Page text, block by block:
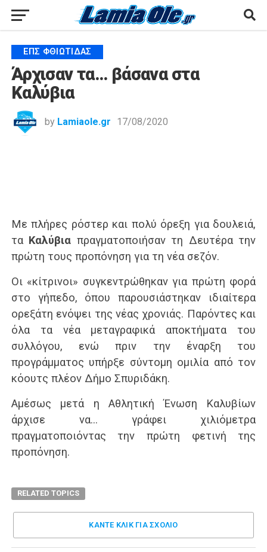
ΕΠΣ ΦΘΙΏΤΙΔΑΣ
Άρχισαν τα… βάσανα στα
Καλύβια
by Lamiaole.gr 17/08/2020
Με πλήρες ρόστερ και πολύ όρεξη για δουλειά,
τα Καλύβια πραγματοποιήσαν τη Δευτέρα την
πρώτη τους προπόνηση για τη νέα σεζόν.
Οι «κίτρινοι» συγκεντρώθηκαν για πρώτη φορά
στο γήπεδο, όπου παρουσιάστηκαν ιδιαίτερα
ορεξάτη ενόψει της νέας χρονιάς. Παρόντες και
όλα τα νέα μεταγραφικά αποκτήματα του
συλλόγου, ενώ πριν την έναρξη του
προγράμματος υπήρξε σύντομη ομιλία από τον
κόουτς πλέον Δήμο Σπυριδάκη.
Αμέσως μετά η Αθλητική Ένωση Καλυβίων
άρχισε να… γράφει χιλιόμετρα
πραγματοποιόντας την πρώτη φετινή της
προπόνηση.
RELATED TOPICS
ΚΑΝΤΕ ΚΛΊΚ ΓΙΑ ΣΧΌΛΙΟ